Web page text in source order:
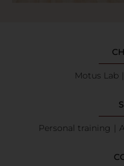
Motus Lab
Personal training